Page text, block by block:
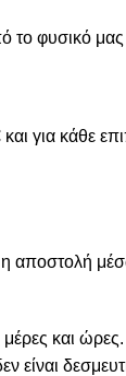
το φυσικό
για κάθε
αποστολή
μέρες και